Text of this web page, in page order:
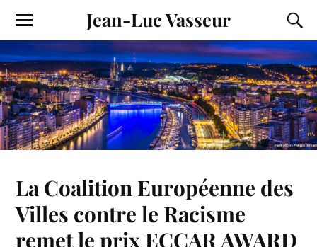
Jean-Luc Vasseur
La Coalition Européenne des
Villes contre le Racisme
remet le prix ECCAR AWARD